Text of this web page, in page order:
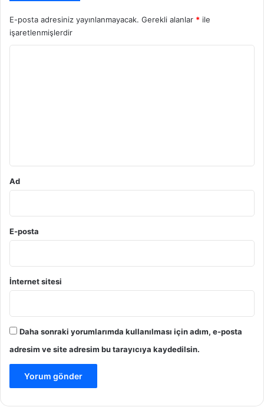
E-posta adresiniz yayınlanmayacak. Gerekli alanlar * ile
işaretlenmişlerdir
Ad
E-posta
İnternet sitesi
Daha sonraki yorumlarımda kullanılması için adım, e-posta
adresim ve site adresim bu tarayıcıya kaydedilsin.